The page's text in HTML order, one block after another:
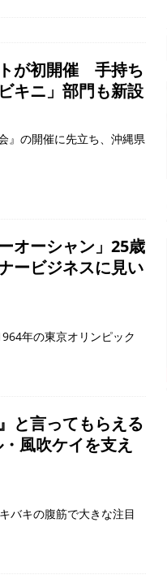
が初開催 手持ち
キニ」部門も新設
』の開催に先立ち、沖縄県
オーシャン」25歳
ービジネスに見い
年の東京オリンピック
と言ってもらえる
風吹ケイを支え
バキの腹筋で大きな注目